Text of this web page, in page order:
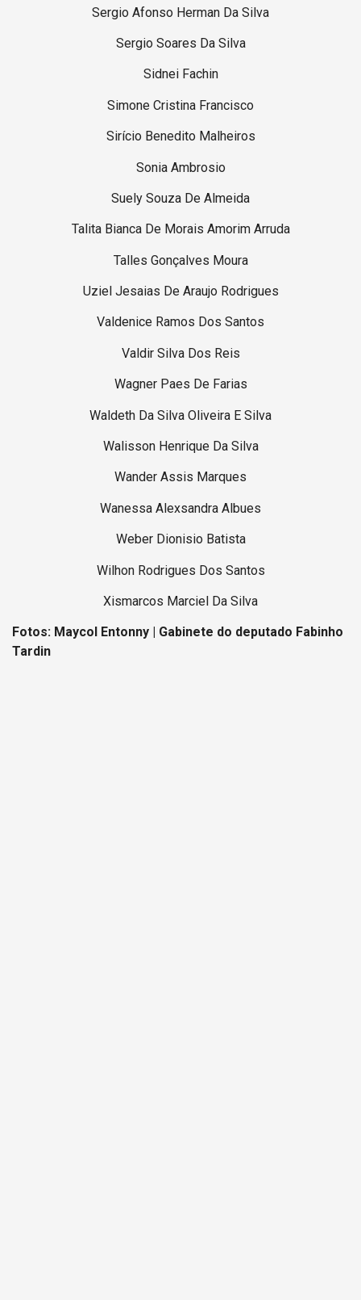
Sergio Afonso Herman Da Silva
Sergio Soares Da Silva
Sidnei Fachin
Simone Cristina Francisco
Sirício Benedito Malheiros
Sonia Ambrosio
Suely Souza De Almeida
Talita Bianca De Morais Amorim Arruda
Talles Gonçalves Moura
Uziel Jesaias De Araujo Rodrigues
Valdenice Ramos Dos Santos
Valdir Silva Dos Reis
Wagner Paes De Farias
Waldeth Da Silva Oliveira E Silva
Walisson Henrique Da Silva
Wander Assis Marques
Wanessa Alexsandra Albues
Weber Dionisio Batista
Wilhon Rodrigues Dos Santos
Xismarcos Marciel Da Silva
Fotos: Maycol Entonny | Gabinete do deputado Fabinho
Tardin